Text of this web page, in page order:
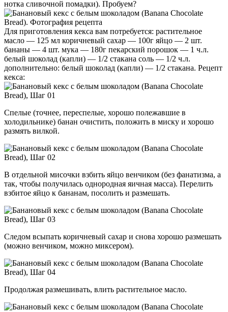
нотка сливочной помадки). Пробуем?
Для приготовления кекса вам потребуется: растительное
масло — 125 мл коричневый сахар — 100г яйцо — 2 шт.
бананы — 4 шт. мука — 180г пекарский порошок — 1 ч.л.
белый шоколад (капли) — 1/2 стакана соль — 1/2 ч.л.
дополнительно: белый шоколад (капли) — 1/2 стакана. Рецепт
кекса:
Спелые (точнее, переспелые, хорошо полежавшие в
холодильнике) банан очистить, положить в миску и хорошо
размять вилкой.
В отдельной мисочки взбить яйцо венчиком (без фанатизма, а
так, чтобы получилась однородная яичная масса). Перелить
взбитое яйцо к бананам, посолить и размешать.
Следом всыпать коричневый сахар и снова хорошо размешать
(можно венчиком, можно миксером).
Продолжая размешивать, влить растительное масло.